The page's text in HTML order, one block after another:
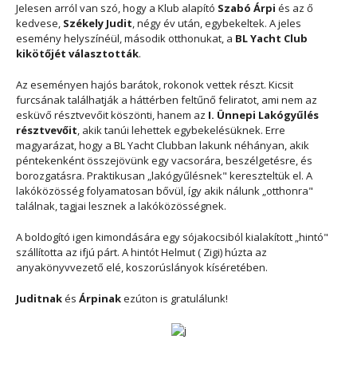
Jelesen arról van szó, hogy a Klub alapító Szabó Árpi és az ő
kedvese, Székely Judit, négy év után, egybekeltek. A jeles
esemény helyszínéül, második otthonukat, a BL Yacht Club
kikötőjét választották.
Az eseményen hajós barátok, rokonok vettek részt. Kicsit
furcsának találhatják a háttérben feltűnő feliratot, ami nem az
esküvő résztvevőit köszönti, hanem az I. Ünnepi Lakógyűlés
résztvevőit, akik tanúi lehettek egybekelésüknek. Erre
magyarázat, hogy a BL Yacht Clubban lakunk néhányan, akik
péntekenként összejövünk egy vacsorára, beszélgetésre, és
borozgatásra. Praktikusan „lakógyűlésnek" kereszteltük el. A
lakóközösség folyamatosan bővül, így akik nálunk „otthonra"
találnak, tagjai lesznek a lakóközösségnek.
A boldogító igen kimondására egy sójakocsiból kialakított „hintó"
szállította az ifjú párt. A hintót Helmut ( Zigi) húzta az
anyakönyvvezető elé, koszorúslányok kíséretében.
Juditnakés Árpinakezúton is gratulálunk!